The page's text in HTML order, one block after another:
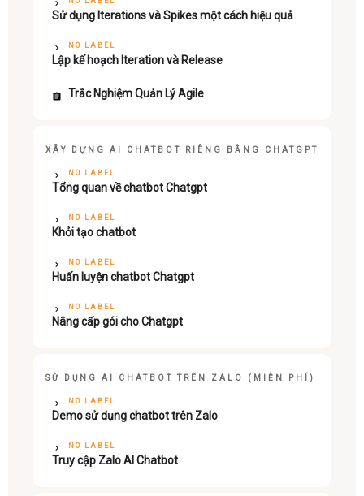
Sử dụng Iterations và Spikes một cách hiệu quả
NO LABEL
Lập kế hoạch Iteration và Release
Trắc Nghiệm Quản Lý Agile
XÂY DỰNG AI CHATBOT RIÊNG BẰNG CHATGPT
NO LABEL
Tổng quan về chatbot Chatgpt
NO LABEL
Khởi tạo chatbot
NO LABEL
Huấn luyện chatbot Chatgpt
NO LABEL
Nâng cấp gói cho Chatgpt
SỬ DỤNG AI CHATBOT TRÊN ZALO (MIỄN PHÍ)
NO LABEL
Demo sử dụng chatbot trên Zalo
NO LABEL
Truy cập Zalo AI Chatbot